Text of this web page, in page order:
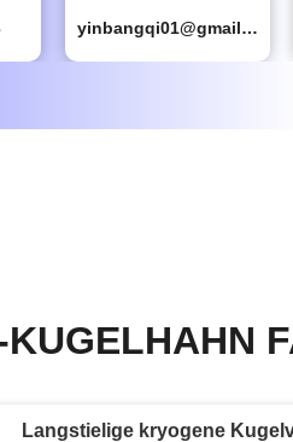
yinbangqi01@gmail.com
Langstielige kryogene